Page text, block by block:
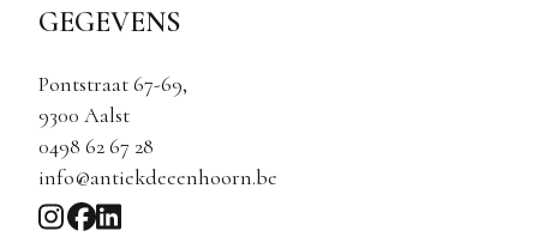
GEGEVENS
Pontstraat 67-69,
9300 Aalst
0498 62 67 28
info@antiekdeeenhoorn.be